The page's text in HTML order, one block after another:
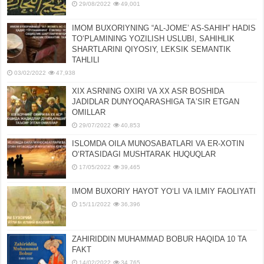
29/08/2022 49,001
IMOM BUXORIYNING “AL-JOMEʼ AS-SAHIH” HADIS
TOʻPLAMINING YOZILISH USLUBI, SAHIHLIK
SHARTLARINI QIYOSIY, LЕKSIK SЕMANTIK
TAHLILI
03/02/2022 47,938
XIX ASRNING OXIRI VA XX ASR BOSHIDA
JADIDLAR DUNYOQARASHIGA TAʼSIR ETGAN
OMILLAR
29/07/2022 40,853
ISLOMDA OILA MUNOSABATLARI VA ER-XOTIN
OʻRTASIDAGI MUSHTARAK HUQUQLAR
17/05/2022 39,465
IMOM BUXORIY HAYOT YOʻLI VA ILMIY FAOLIYATI
15/11/2022 36,396
ZAHIRIDDIN MUHAMMAD BOBUR HAQIDA 10 TA
FAKT